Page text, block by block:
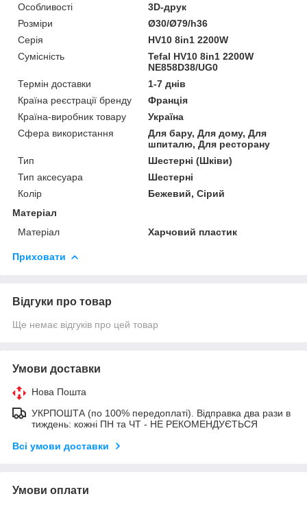
Особливості
3D-друк
Розміри
Ø30/Ø79/h36
Серія
HV10 8in1 2200W
Сумісність
Tefal HV10 8in1 2200W
NE858D38/UG0
Термін доставки
1-7 днів
Країна реєстрації бренду
Франція
Країна-виробник товару
Україна
Сфера використання
Для бару, Для дому, Для
шпиталю, Для ресторану
Тип
Шестерні (Шківи)
Тип аксесуара
Шестерні
Колір
Бежевий, Сірий
Матеріал
Матеріал
Харчовий пластик
Приховати
Відгуки про товар
Ще немає відгуків про цей товар
Умови доставки
Нова Пошта
УКРПОШТА (по 100% передоплаті). Відправка два рази в
тиждень: кожні ПН та ЧТ - НЕ РЕКОМЕНДУЄТЬСЯ
Всі умови доставки
Умови оплати